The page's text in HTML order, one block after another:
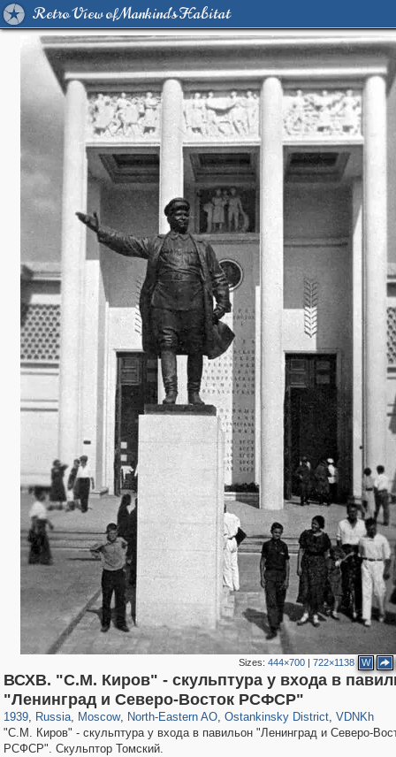
Retro View of Mankind's Habitat
Sizes:444×700 |722×1138 W
ВСХВ. "С.М. Киров" - скульптура у входа в
"Ленинград и Северо-Восток РСФСР"
1939, Russia
1,407,905 29,263
, Moscow
319,973 8,295
, North-Eastern AO
24,501 250
, Ostankinsky District
13,482 148
, VDNKh
8,293
"С.М. Киров" - скульптура у входа в павильон "Ленинград и Северо-
РСФСР". Скульптор Томский.